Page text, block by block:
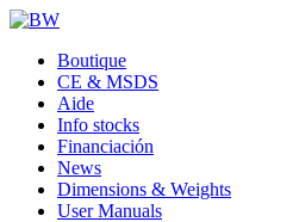
Boutique
CE & MSDS
Aide
Info stocks
Financiación
News
Dimensions & Weights
User Manuals